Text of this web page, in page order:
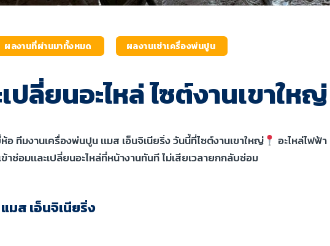
ผลงานที่ผ่านมาทั้งหมด ผลงานเช่าเครื่องพ่นปูน
เปลี่ยนอะไหล่ ไซต์งานเขาใหญ่
ทีมงานเครื่องพ่นปูน เเมส เอ็นจิเนียริ่ง วันนี้ที่ไซต์งานเขาใหญ่
อะไหล่ไฟฟ้า
ซ่อมเเละเปลี่ยนอะไหล่ที่หน้างานทันที ไม่เสียเวลายกกลับซ่อม
ส เอ็นจิเนียริ่ง